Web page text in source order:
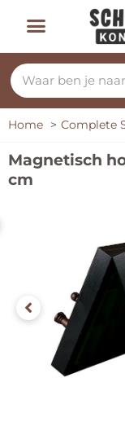
Home Complete
Magnetisch
cm